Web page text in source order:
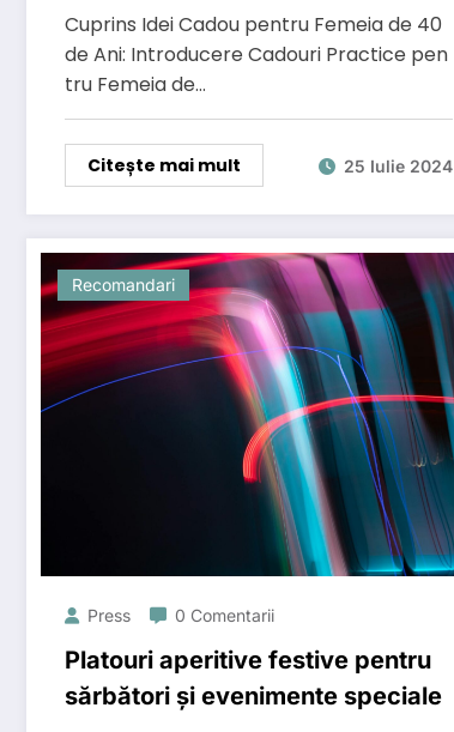
Cuprins Idei Cadou pentru Femeia de 40
de Ani: Introducere Cadouri Practice pen
tru Femeia de…
Citește mai mult 25 Iulie 2024
Recomandari
Press 0 Comentarii
Platouri aperitive festive pentru
sărbători și evenimente speciale